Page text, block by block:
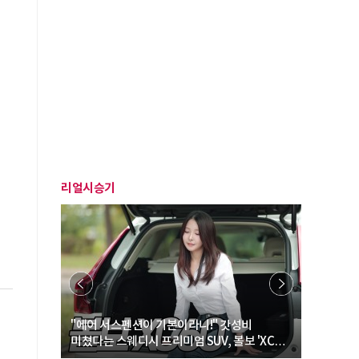
리얼시승기
"에어 서스펜션이 기본이라니!" 갓성비
미쳤다는 스웨디시 프리미엄 SUV, 볼보 'XC60